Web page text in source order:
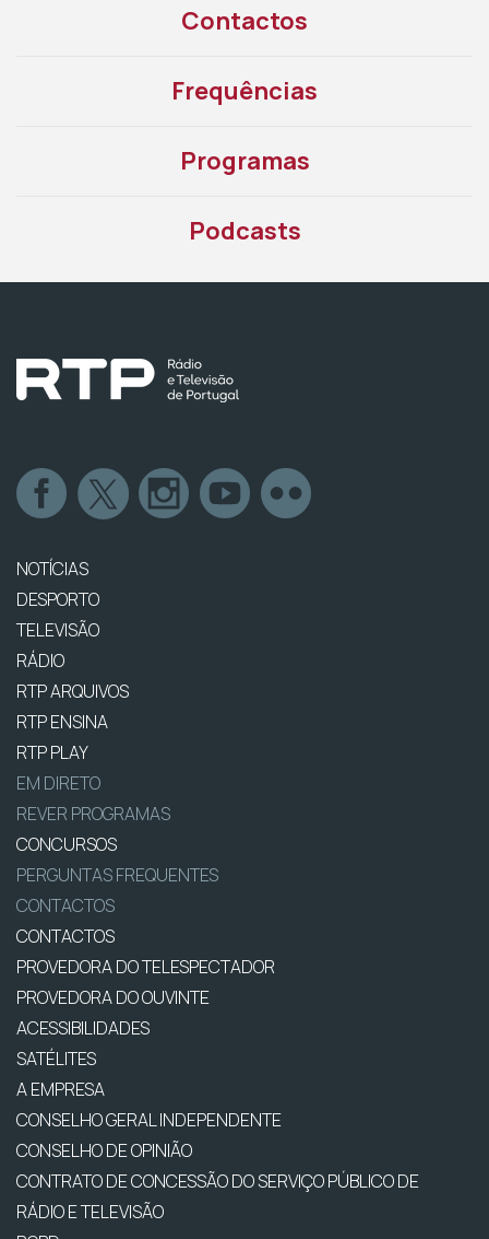
Contactos
Frequências
Programas
Podcasts
NOTÍCIAS
DESPORTO
TELEVISÃO
RÁDIO
RTP ARQUIVOS
RTP ENSINA
RTP PLAY
EM DIRETO
REVER PROGRAMAS
CONCURSOS
PERGUNTAS FREQUENTES
CONTACTOS
CONTACTOS
PROVEDORA DO TELESPECTADOR
PROVEDORA DO OUVINTE
ACESSIBILIDADES
SATÉLITES
A EMPRESA
CONSELHO GERAL INDEPENDENTE
CONSELHO DE OPINIÃO
CONTRATO DE CONCESSÃO DO SERVIÇO PÚBLICO DE
RÁDIO E TELEVISÃO